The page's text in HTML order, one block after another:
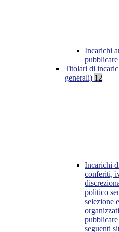
Incarichi
Titolari di
generali) 12
Incarichi
conferiti,
politico
selezione
seguenti